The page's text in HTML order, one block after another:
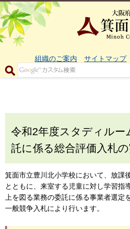
組織のご案内 サイトマップ
令和2年度スタディルー
託に係る総合評価入札
箕面市立豊川北小学校において、放課
とともに、来室する児童に対し学習指
上を図る業務の委託に係る事業者選定
一般競争入札により行います。